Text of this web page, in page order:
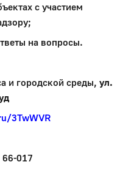
с участием
на вопросы.
и городской среды, ул.
3TwWVR
017